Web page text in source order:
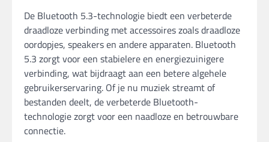
De Bluetooth 5.3-technologie biedt een verbeterde
draadloze verbinding met accessoires zoals draadloze
oordopjes, speakers en andere apparaten. Bluetooth
5.3 zorgt voor een stabielere en energiezuinigere
verbinding, wat bijdraagt aan een betere algehele
gebruikerservaring. Of je nu muziek streamt of
bestanden deelt, de verbeterde Bluetooth-
technologie zorgt voor een naadloze en betrouwbare
connectie.